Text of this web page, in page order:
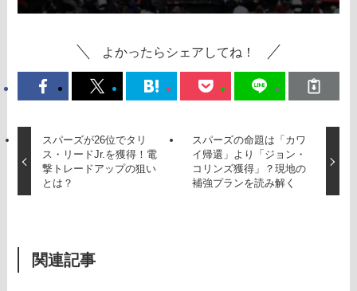
よかったらシェアしてね！
スパーズが26位でタリ
ス・リードJr.を獲得！電
撃トレードアップの狙い
とは？
スパーズの命題は「カワ
イ帰還」より「ジョン・
コリンズ獲得」？現地の
補強プランを読み解く
関連記事